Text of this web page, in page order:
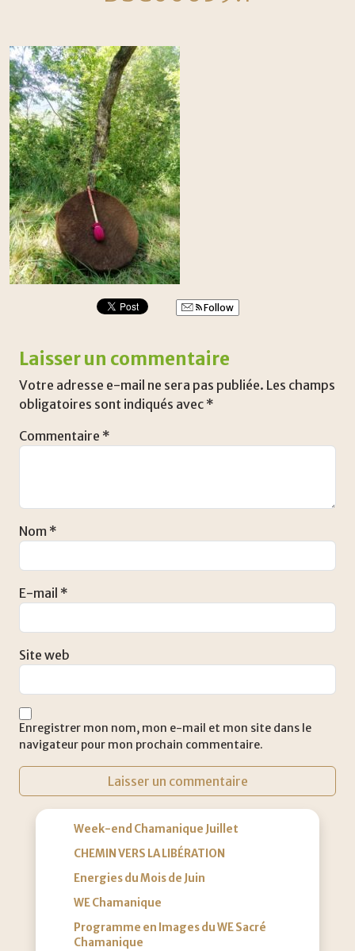
Follow
Laisser un commentaire
Votre adresse e-mail ne sera pas publiée. Les champs
obligatoires sont indiqués avec *
Commentaire *
Nom *
E-mail *
Site web
Enregistrer mon nom, mon e-mail et mon site dans le
navigateur pour mon prochain commentaire.
Week-end Chamanique Juillet
CHEMIN VERS LA LIBÉRATION
Energies du Mois de Juin
WE Chamanique
Programme en Images du WE Sacré
Chamanique